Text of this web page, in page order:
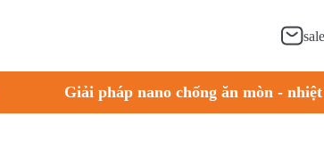
Giải pháp nano chống ăn mòn -